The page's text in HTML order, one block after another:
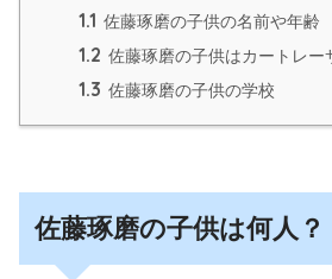
1.1 佐藤琢磨の子供の名前や年齢
1.2 佐藤琢磨の子供はカートレー
1.3 佐藤琢磨の子供の学校
佐藤琢磨の子供は何人？